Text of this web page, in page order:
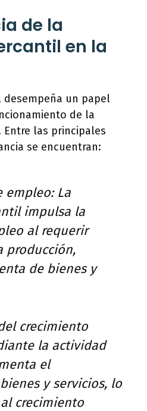
de la
en la
desempeña un papel
de la
las principales
se encuentran:
empleo: La
impulsa la
al requerir
producción,
de bienes y
crecimiento
la actividad
el
y servicios, lo
crecimiento